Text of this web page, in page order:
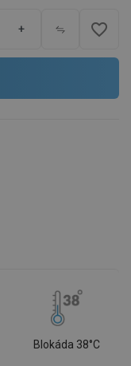
+ favorite_border
Blokáda 38°C